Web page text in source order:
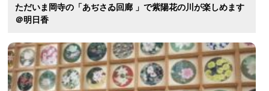
ただいま岡寺の「あぢさゐ回廊 」で紫陽花の川が楽しめます
＠明日香